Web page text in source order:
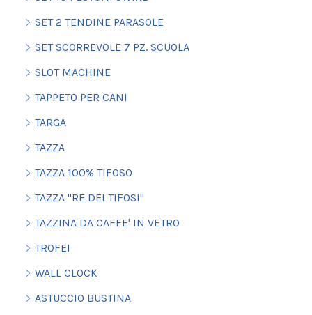
SET 2 TENDINE PARASOLE
SET SCORREVOLE 7 PZ. SCUOLA
SLOT MACHINE
TAPPETO PER CANI
TARGA
TAZZA
TAZZA 100% TIFOSO
TAZZA "RE DEI TIFOSI"
TAZZINA DA CAFFE' IN VETRO
TROFEI
WALL CLOCK
ASTUCCIO BUSTINA